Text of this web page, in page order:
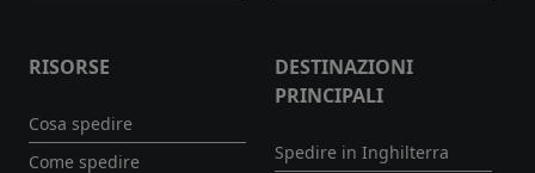
RISORSE
Cosa spedire
Come spedire
DESTINAZIONI
PRINCIPALI
Spedire in Inghilterra